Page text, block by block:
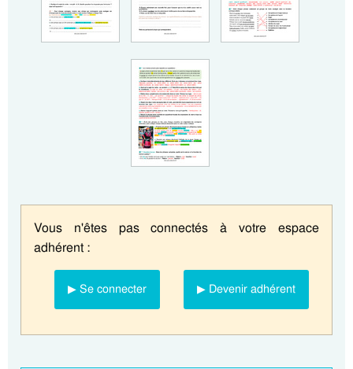
Vous n'êtes pas connectés à votre espace
adhérent :
▶ Se connecter ▶ Devenir adhérent